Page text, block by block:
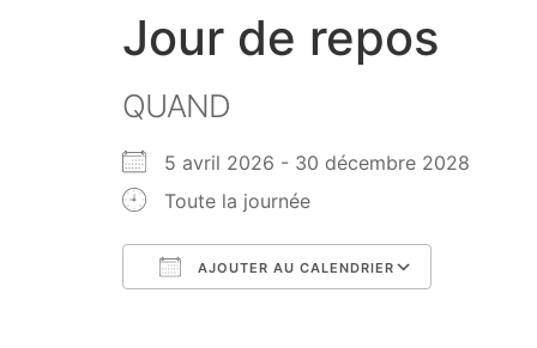
Jour de repos
QUAND
5 avril 2026 - 30 décembre 2028
Toute la journée
AJOUTER AU CALENDRIER